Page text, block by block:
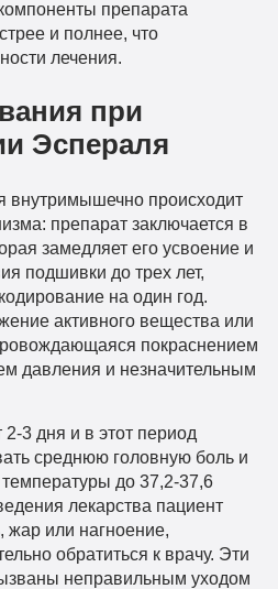
препарата
и полнее, что
лечения.
при
Эспераля
внутримышечно происходит
препарат заключается в
замедляет его усвоение и
подшивки до трех лет,
на один год.
активного вещества или
покраснением
давления и незначительным
3 дня и в этот период
среднюю головную боль и
до 37,2-37,6
лекарства пациент
жар или нагноение,
обратиться к врачу. Эти
неправильным уходом